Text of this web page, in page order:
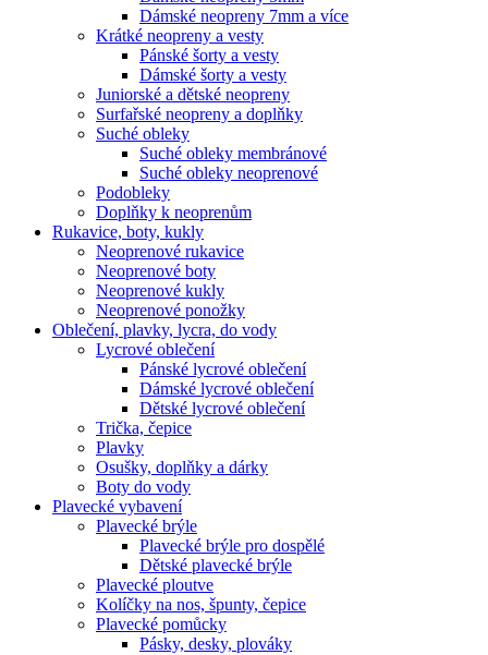
Dámské neopreny 7mm a více
Krátké neopreny a vesty
Pánské šorty a vesty
Dámské šorty a vesty
Juniorské a dětské neopreny
Surfařské neopreny a doplňky
Suché obleky
Suché obleky membránové
Suché obleky neoprenové
Podobleky
Doplňky k neoprenům
Rukavice, boty, kukly
Neoprenové rukavice
Neoprenové boty
Neoprenové kukly
Neoprenové ponožky
Oblečení, plavky, lycra, do vody
Lycrové oblečení
Pánské lycrové oblečení
Dámské lycrové oblečení
Dětské lycrové oblečení
Trička, čepice
Plavky
Osušky, doplňky a dárky
Boty do vody
Plavecké vybavení
Plavecké brýle
Plavecké brýle pro dospělé
Dětské plavecké brýle
Plavecké ploutve
Kolíčky na nos, špunty, čepice
Plavecké pomůcky
Pásky, desky, plováky